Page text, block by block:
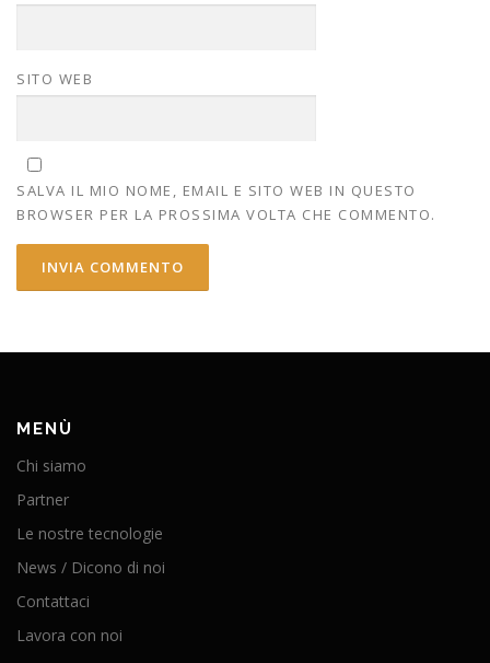
SITO WEB
SALVA IL MIO NOME, EMAIL E SITO WEB IN QUESTO
BROWSER PER LA PROSSIMA VOLTA CHE COMMENTO.
MENÙ
Chi siamo
Partner
Le nostre tecnologie
News / Dicono di noi
Contattaci
Lavora con noi